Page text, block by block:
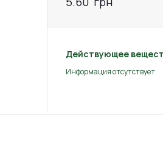
Действующее
Информация отсутствует